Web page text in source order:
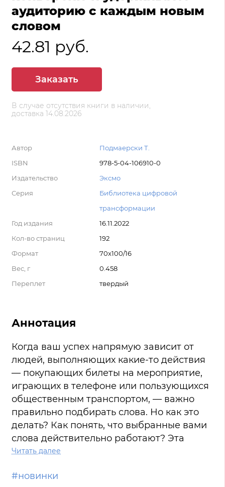
аудиторию с каждым новым
словом
42.81 руб.
Заказать
В случае отсутствия книги в наличии,
доставка 14.08.2026
Автор
Подмаерски Т.
ISBN
978-5-04-106910-0
Издательство
Эксмо
Серия
Библиотека цифровой
трансформации
Год издания
16.11.2022
Кол-во страниц
192
Формат
70x100/16
Вес, г
0.458
Переплет
твердый
Аннотация
Когда ваш успех напрямую зависит от
людей, выполняющих какие-то действия
— покупающих билеты на мероприятие,
играющих в телефоне или пользующихся
общественным транспортом, — важно
правильно подбирать слова. Но как это
делать? Как понять, что выбранные вами
слова действительно работают? Эта
книга поможет вам освоить методы
базовых инструментах и научит
Читать далее
#новинки